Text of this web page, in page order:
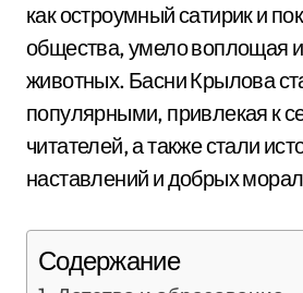
как остроумный сатирик и
общества, умело воплощая
животных. Басни Крылова
популярными, привлекая к
читателей, а также стали
наставлений и добрых
Содержание